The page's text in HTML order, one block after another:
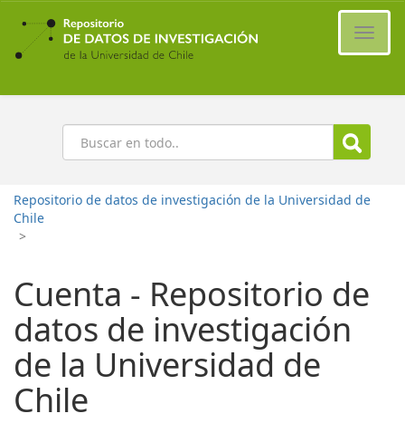
Ir
contenido
principal
Buscar
Repositorio de datos de investigación de la Universidad de
Chile
>
Cuenta - Repositorio de
datos de investigación
de la Universidad de
Chile